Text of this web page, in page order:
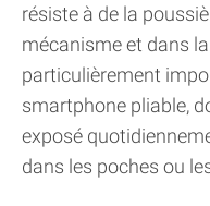
résiste à de la
mécanisme et dans
particulièrement
smartphone pliable,
exposé
dans les poches ou